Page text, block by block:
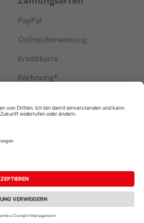
PayPal
Onlineüberweisung
Kreditkarte
Rechnung*
Versand
Widerruf
Datenschutz
Vertrag widerrufen